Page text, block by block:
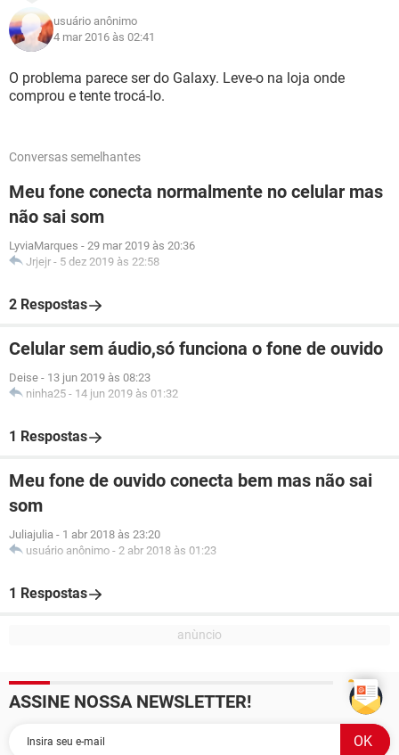
usuário anônimo
4 mar 2016 às 02:41
O problema parece ser do Galaxy. Leve-o na loja onde
comprou e tente trocá-lo.
Conversas semelhantes
Meu fone conecta normalmente no celular mas
não sai som
LyviaMarques - 29 mar 2019 às 20:36
Jrjejr - 5 dez 2019 às 22:58
2 Respostas
Celular sem áudio,só funciona o fone de ouvido
Deise - 13 jun 2019 às 08:23
ninha25 - 14 jun 2019 às 01:32
1 Respostas
Meu fone de ouvido conecta bem mas não sai
som
Juliajulia - 1 abr 2018 às 23:20
usuário anônimo - 2 abr 2018 às 01:23
1 Respostas
ASSINE NOSSA NEWSLETTER!